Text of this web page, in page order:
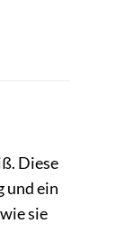
Diese
und ein
sie